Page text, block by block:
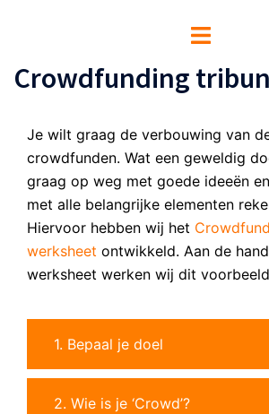
Toggle
Crowdfunding
Je wilt graag de verbouwing van
crowdfunden. Wat een geweldig
graag op weg met goede ideeën
met alle belangrijke elementen
Hiervoor hebben wij het
werksheet ontwikkeld. Aan de
werksheet werken wij dit
1. Bepaal je doel
2. Wie is je ‘Crowd’?